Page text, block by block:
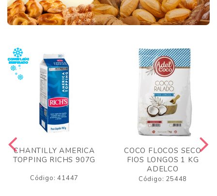
CHANTILLY AMERICA
TOPPING RICHS 907G
Código: 41447
COCO FLOCOS SECO
FIOS LONGOS 1 KG
ADELCO
Código: 25448